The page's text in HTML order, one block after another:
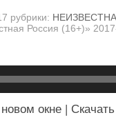
рубрики:
Россия (16+)»
окне | Скачать